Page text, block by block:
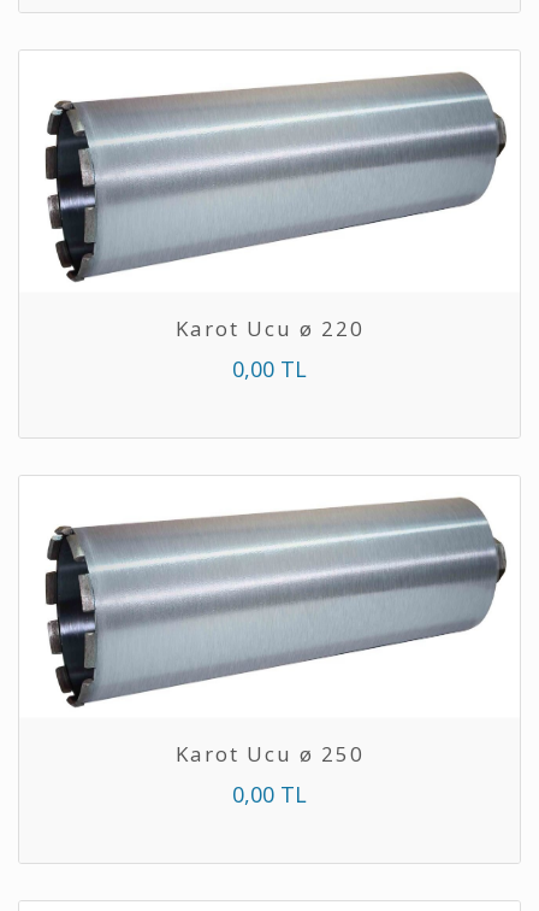
Karot Ucu ø 220
0,00 TL
Karot Ucu ø 250
0,00 TL